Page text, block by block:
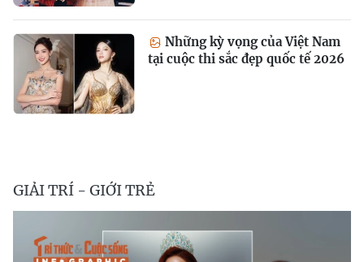
Những kỳ vọng của Việt Nam
tại cuộc thi sắc đẹp quốc tế 2026
GIẢI TRÍ - GIỚI TRẺ